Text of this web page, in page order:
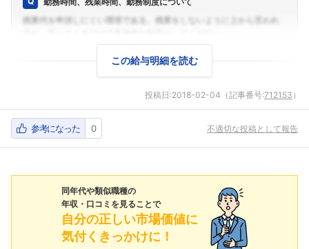
この給与明細を読む
投稿日:2018-02-04 （記事番号:712153 ）
参考になった 0 不適切な投稿として報告
同年代や類似職種の
年収・口コミを見ることで
自分の正しい市場価値に
気付くきっかけに！